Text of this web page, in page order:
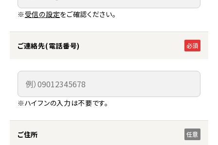
※ 受信の設定をご確認ください。
ご連絡先(電話番号) 必須
※ハイフンの入力は不要です。
ご住所 任意